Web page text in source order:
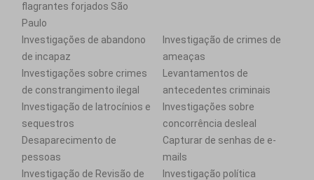
flagrantes forjados São
Paulo
Investigações de abandono
de incapaz
Investigação de crimes de
ameaças
Investigações sobre crimes
de constrangimento ilegal
Levantamentos de
antecedentes criminais
Investigação de latrocínios e
sequestros
Investigações sobre
concorrência desleal
Desaparecimento de
pessoas
Capturar de senhas de e-
mails
Investigação de Revisão de
Investigação política